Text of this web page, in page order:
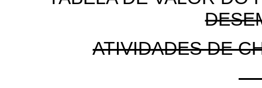
ATIVIDADES DE